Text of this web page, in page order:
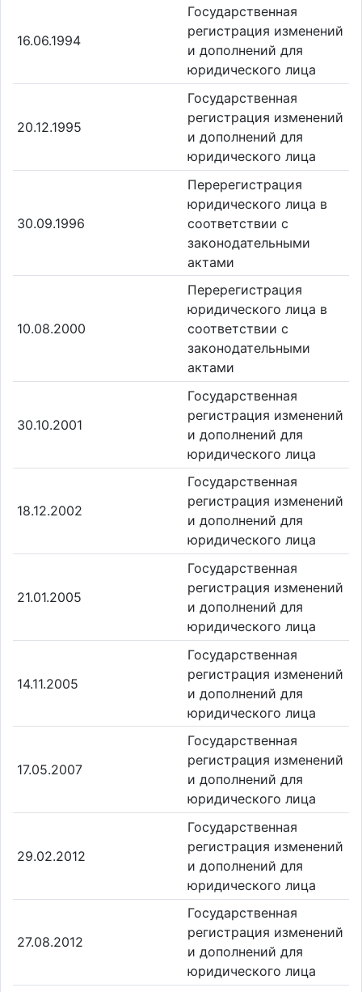
16.06.1994
Государственная
регистрация изменений
и дополнений для
юридического лица
20.12.1995
Государственная
регистрация изменений
и дополнений для
юридического лица
30.09.1996
Перерегистрация
юридического лица в
соответствии с
законодательными
актами
10.08.2000
Перерегистрация
юридического лица в
соответствии с
законодательными
актами
30.10.2001
Государственная
регистрация изменений
и дополнений для
юридического лица
18.12.2002
Государственная
регистрация изменений
и дополнений для
юридического лица
21.01.2005
Государственная
регистрация изменений
и дополнений для
юридического лица
14.11.2005
Государственная
регистрация изменений
и дополнений для
юридического лица
17.05.2007
Государственная
регистрация изменений
и дополнений для
юридического лица
29.02.2012
Государственная
регистрация изменений
и дополнений для
юридического лица
27.08.2012
Государственная
регистрация изменений
и дополнений для
юридического лица